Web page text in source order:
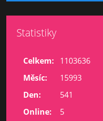
Statistiky
Online: 5
Celkem:
1103636
Měsíc:
15993
Den:
541